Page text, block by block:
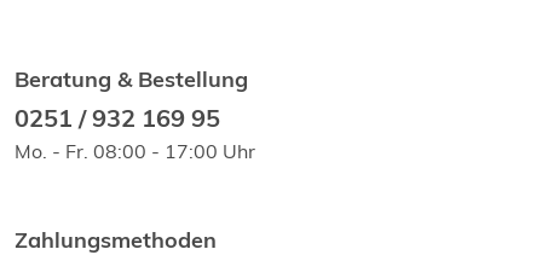
Beratung & Bestellung
0251 / 932 169 95
Mo. - Fr. 08:00 - 17:00 Uhr
Zahlungsmethoden